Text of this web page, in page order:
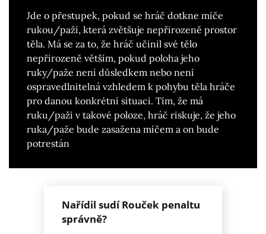
Jde o přestupek, pokud se hráč dotkne míče
rukou/paží, která zvětšuje nepřirozeně prostor
těla. Má se za to, že hráč učinil své tělo
nepřirozeně větším, pokud poloha jeho
ruky/paže není důsledkem nebo není
ospravedlnitelná vzhledem k pohybu těla hráče
pro danou konkrétní situaci. Tím, že má
ruku/paži v takové poloze, hráč riskuje, že jeho
ruka/paže bude zasažena míčem a on bude
potrestán
Nařídil sudí Rouček penaltu
správně?